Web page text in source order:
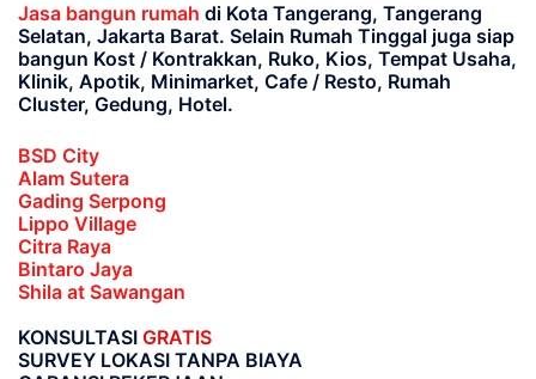
Jasa bangun rumah di Kota Tangerang, Tangerang
Selatan, Jakarta Barat. Selain Rumah Tinggal juga siap
bangun Kost / Kontrakkan, Ruko, Kios, Tempat Usaha,
Klinik, Apotik, Minimarket, Cafe / Resto, Rumah
Cluster, Gedung, Hotel.
BSD City
Alam Sutera
Gading Serpong
Lippo Village
Citra Raya
Bintaro Jaya
Shila at Sawangan
KONSULTASI GRATIS
SURVEY LOKASI TANPA BIAYA